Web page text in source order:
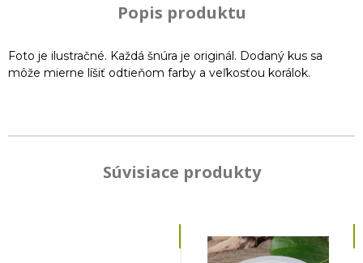
Popis produktu
Foto je ilustračné. Každá šnúra je originál. Dodaný kus sa
môže mierne líšiť odtieňom farby a veľkosťou korálok.
Súvisiace produkty